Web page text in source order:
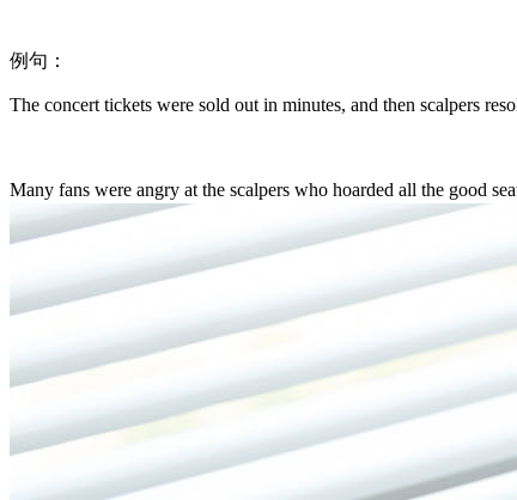
例句：
The concert tickets were sold out in minutes, and then scalpers
Many fans were angry at the scalpers who hoarded all the